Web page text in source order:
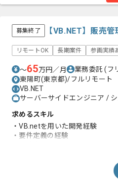
募集終了 【VB.NET】販売
リモートOK 長期案件 参画実績
〜65万円／月 業務委託(フ
東陽町(東京都)/フルリモート
VB.NET
サーバーサイドエンジニア /
求めるスキル
・VB.netを用いた開発経験
・要件定義の経験